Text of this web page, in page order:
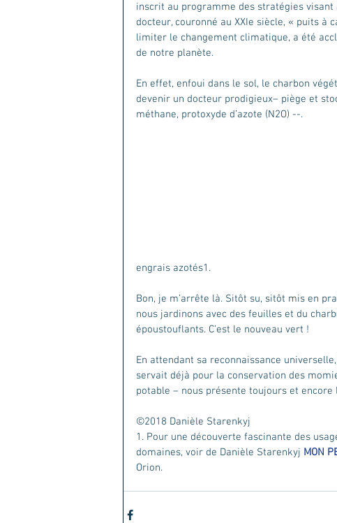
inscrit au programme des stratégies
docteur, couronné au XXIe siècle, « puits
limiter le changement climatique, a été
de notre planète.
En effet, enfoui dans le sol, le charbon
devenir un docteur prodigieux– piège et
méthane, protoxyde d’azote (N2O) --.
engrais azotés1.
Bon, je m’arrête là. Sitôt su, sitôt mis en
nous jardinons avec des feuilles et du
époustouflants. C’est le nouveau vert !
En attendant sa reconnaissance
servait déjà pour la conservation des
potable – nous présente toujours et
©2018 Danièle Starenkyj
1. Pour une découverte fascinante des
domaines, voir de Danièle Starenkyj MON
Orion.